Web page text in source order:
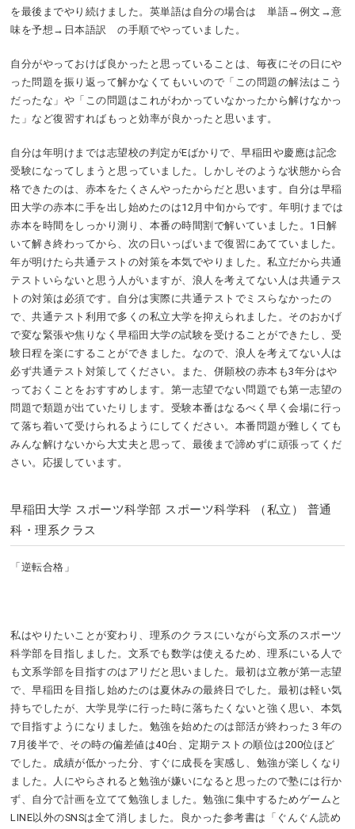
を最後までやり続けました。英単語は自分の場合は 単語→例文→意
味を予想→日本語訳 の手順でやっていました。
自分がやっておけば良かったと思っていることは、毎夜にその日にや
った問題を振り返って解かなくてもいいので「この問題の解法はこう
だったな」や「この問題はこれがわかっていなかったから解けなかっ
た」など復習すればもっと効率が良かったと思います。
自分は年明けまでは志望校の判定がEばかりで、早稲田や慶應は記念
受験になってしまうと思っていました。しかしそのような状態から合
格できたのは、赤本をたくさんやったからだと思います。自分は早稲
田大学の赤本に手を出し始めたのは12月中旬からです。年明けまでは
赤本を時間をしっかり測り、本番の時間割で解いていました。1日解
いて解き終わってから、次の日いっぱいまで復習にあてていました。
年が明けたら共通テストの対策を本気でやりました。私立だから共通
テストいらないと思う人がいますが、浪人を考えてない人は共通テス
トの対策は必須です。自分は実際に共通テストでミスらなかったの
で、共通テスト利用で多くの私立大学を抑えられました。そのおかげ
で変な緊張や焦りなく早稲田大学の試験を受けることができたし、受
験日程を楽にすることができました。なので、浪人を考えてない人は
必ず共通テスト対策してください。また、併願校の赤本も3年分はや
っておくことをおすすめします。第一志望でない問題でも第一志望の
問題で類題が出ていたりします。受験本番はなるべく早く会場に行っ
て落ち着いて受けられるようにしてください。本番問題が難しくても
みんな解けないから大丈夫と思って、最後まで諦めずに頑張ってくだ
さい。応援しています。
早稲田大学 スポーツ科学部 スポーツ科学科 （私立） 普通
科・理系クラス
「逆転合格」
私はやりたいことが変わり、理系のクラスにいながら文系のスポーツ
科学部を目指しました。文系でも数学は使えるため、理系にいる人で
も文系学部を目指すのはアリだと思いました。最初は立教が第一志望
で、早稲田を目指し始めたのは夏休みの最終日でした。最初は軽い気
持ちでしたが、大学見学に行った時に落ちたくないと強く思い、本気
で目指すようになりました。勉強を始めたのは部活が終わった３年の
7月後半で、その時の偏差値は40台、定期テストの順位は200位ほど
でした。成績が低かった分、すぐに成長を実感し、勉強が楽しくなり
ました。人にやらされると勉強が嫌いになると思ったので塾には行か
ず、自分で計画を立てて勉強しました。勉強に集中するためゲームと
LINE以外のSNSは全て消しました。良かった参考書は「ぐんぐん読め